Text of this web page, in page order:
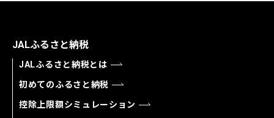
JALふるさと納税
JALふるさと納税とは
初めてのふるさと納税
控除上限額シミュレーション